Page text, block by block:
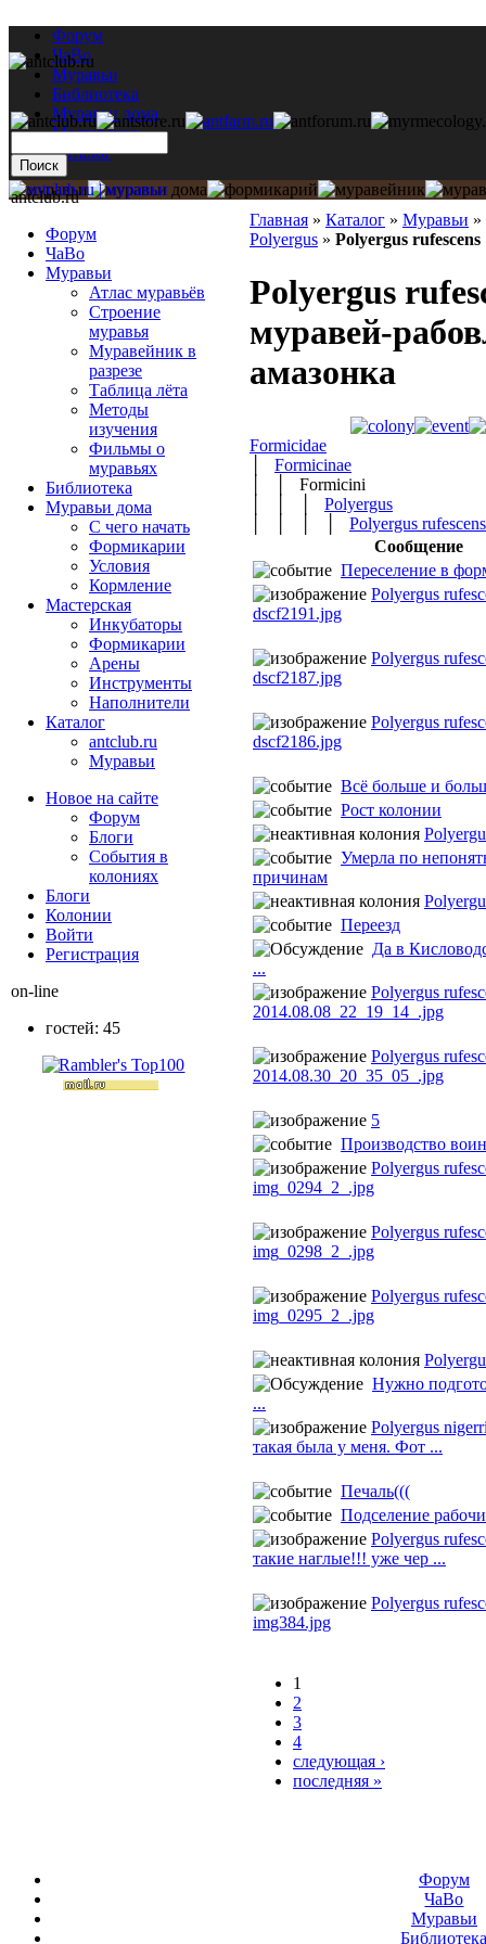
Форум
ЧаВо
Муравьи
Библиотека
Муравьи дома
Мастерская
Каталог
Главная » Каталог » Муравьи »
Polyergus » Polyergus rufescens
Polyergus
муравей-
амазонка
Formicidae
Formicinae
│ │ Formicini
Polyergus
Polyergus rufescens
Сообщение
Переселение в
Polyergus
dscf2191.jpg
Polyergus
dscf2187.jpg
Polyergus
dscf2186.jpg
Всё больше и
Рост колонии
Умерла по
причинам
Переезд
Да в
...
Polyergus
2014.08.08_22_19_14_.jpg
Polyergus
2014.08.30_20_35_05_.jpg
5
Производство
Polyergus
img_0294_2_.jpg
Polyergus
img_0298_2_.jpg
Polyergus
img_0295_2_.jpg
Нужно
...
Polyergus
такая была у меня. Фот ...
Печаль(((
Подселение
Polyergus
такие наглые!!! уже чер ...
Polyergus
img384.jpg
1
2
3
4
следующая ›
последняя »
antclub.ru
Форум
ЧаВо
Муравьи
Атлас муравьёв
Строение
муравья
Муравейник в
разрезе
Таблица лёта
Методы
изучения
Фильмы о
муравьях
Библиотека
Муравьи дома
С чего начать
Формикарии
Условия
Кормление
Мастерская
Инкубаторы
Формикарии
Арены
Инструменты
Наполнители
Каталог
antclub.ru
Муравьи
Новое на сайте
Форум
Блоги
События в
колониях
Блоги
Колонии
Войти
Peгиcтpaция
on-line
гостей: 45
Форум
ЧаВо
Муравьи